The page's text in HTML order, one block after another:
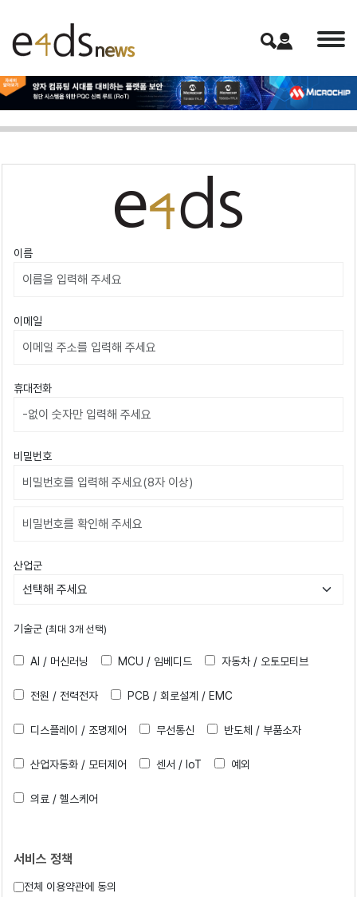
이름
이메일
휴대전화
비밀번호
비밀번호확인
산업군
기술군 (최대 3개 선택)
AI / 머신러닝 MCU / 임베디드 자동차 / 오토모티브
전원 / 전력전자 PCB / 회로설계 / EMC
디스플레이 / 조명제어 무선통신 반도체 / 부품소자
산업자동화 / 모터제어 센서 / IoT 예외
의료 / 헬스케어
서비스 정책
전체 이용약관에 동의